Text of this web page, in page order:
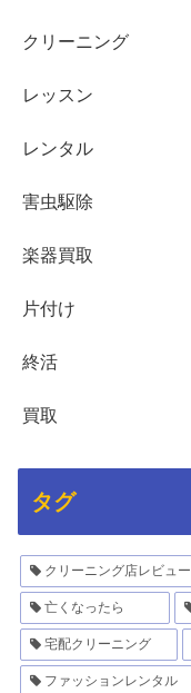
クリーニング
レッスン
レンタル
害虫駆除
楽器買取
片付け
終活
買取
タグ
クリーニング店レビュー
亡くなったら
宅配クリーニング
ファッションレンタル